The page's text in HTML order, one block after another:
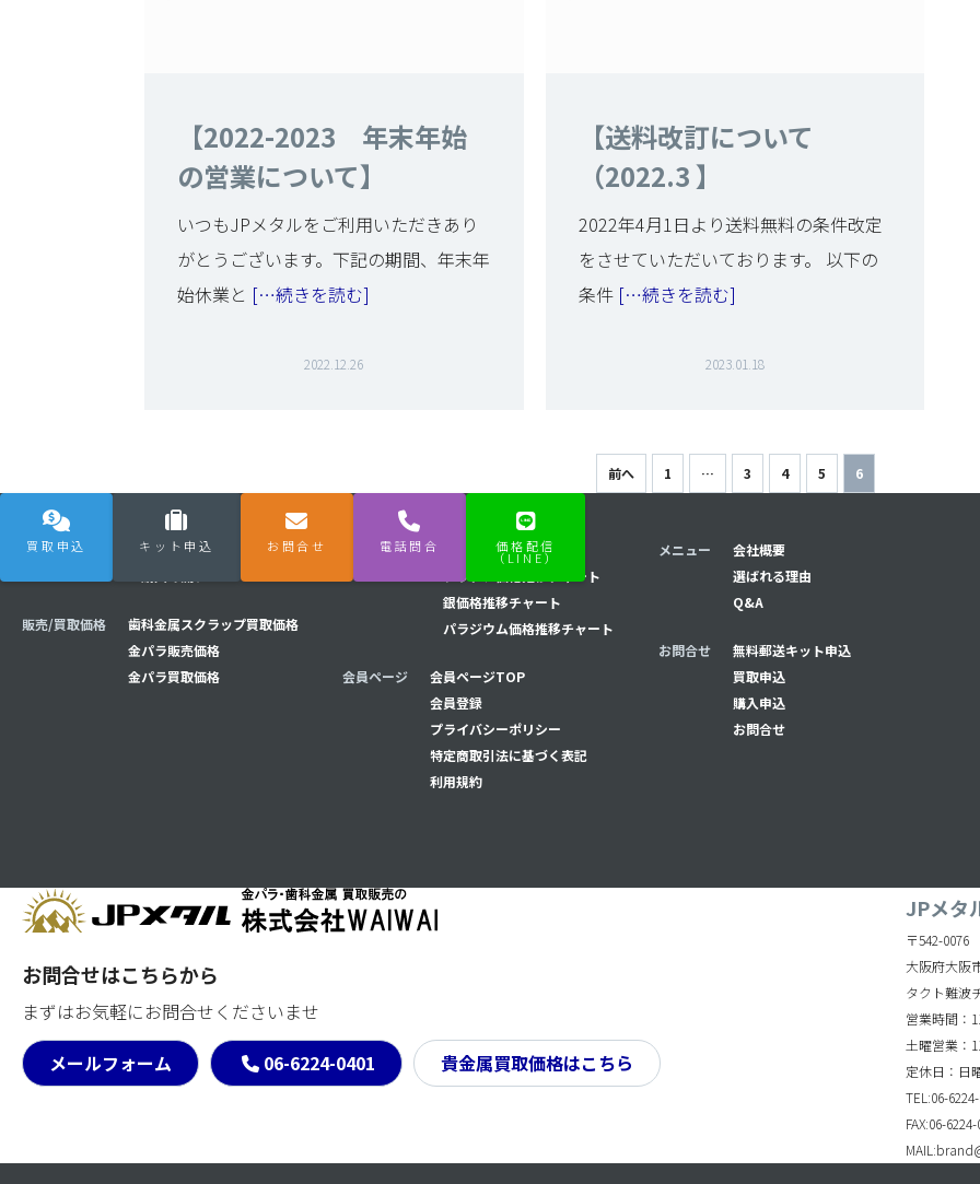
【2022-2023 年末年始
の営業について】
いつもJPメタルをご利用いただきあり
がとうございます。下記の期間、年末年
始休業と […続きを読む]
2022.12.26
【送料改訂について
（2022.3 】
2022年4月1日より送料無料の条件改定
をさせていただいております。 以下の
条件[…続きを読む]
2023.01.18
前へ 1 … 3 4 5 6
買取申込 キット申込 お問合せ 電話問合 価格配信
（LINE）
購入/買取の流れ
買取の流れ
販売/買取価格
歯科金属スクラップ買取価格
金パラ販売価格
金パラ買取価格
相場チャート
金価格推移チャート
プラチナ価格推移チャート
銀価格推移チャート
パラジウム価格推移チャート
会員ページ
会員ページTOP
会員登録
プライバシーポリシー
特定商取引法に基づく表記
利用規約
メニュー
会社概要
選ばれる理由
Q&A
お問合せ
無料郵送キット申込
買取申込
購入申込
お問合せ
お問合せはこちらから
まずはお気軽にお問合せくださいませ
メールフォーム
06-6224-0401 貴金属買取価格はこちら
JPメタ
〒542-0076
大阪府大阪
タクト難波
営業時間：
土曜営業：
定休日：日
TEL:06-
FAX:06-